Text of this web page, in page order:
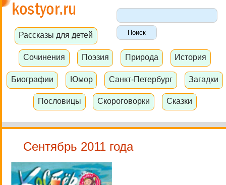
Рассказы для детей
Сочинения Поэзия Природа История
Биографии Юмор Санкт-Петербург Загадки
Пословицы Скороговорки Сказки
Сентябрь 2011 года